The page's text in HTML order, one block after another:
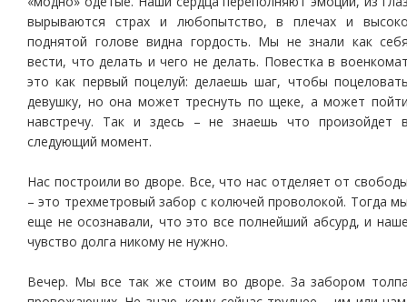
вырываются страх и любопытство, в плечах и
поднятой голове видна гордость. Мы не знали как
вести, что делать и чего не делать. Повестка в
это как первый поцелуй: делаешь шаг, чтобы
девушку, но она может треснуть по щеке, а может
навстречу. Так и здесь – не знаешь что произойдет
следующий момент.
Нас построили во дворе. Все, что нас отделяет от
– это трехметровый забор с колючей проволокой. Тогда
еще не осознавали, что это все полнейший абсурд, и
чувство долга никому не нужно.
Вечер. Мы все так же стоим во дворе. За забором